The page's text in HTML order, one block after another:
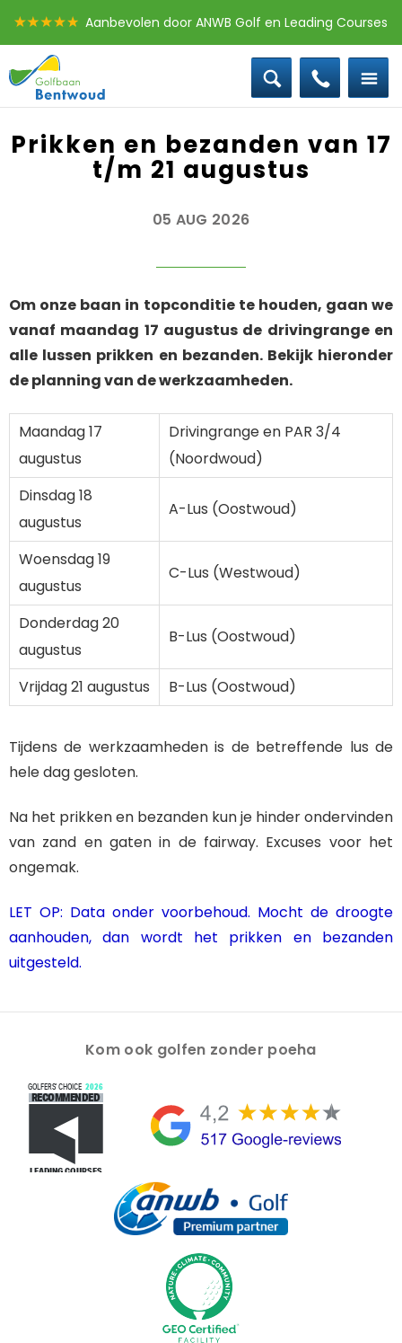
Aanbevolen door ANWB Golf en Leading Courses
0172 - 58 30 10 Offerte groepen
Baanstatus Boek een les
Prikken en bezanden van 17
t/m 21 augustus
05 AUG 2026
Om onze baan in topconditie te houden, gaan we
vanaf maandag 17 augustus de drivingrange en
alle lussen prikken en bezanden. Bekijk hieronder
de planning van de werkzaamheden.
Maandag 17
augustus
Drivingrange en PAR 3/4
(Noordwoud)
Dinsdag 18
augustus
A-Lus (Oostwoud)
Woensdag 19
augustus
C-Lus (Westwoud)
Donderdag 20
augustus
B-Lus (Oostwoud)
Vrijdag 21 augustus B-Lus (Oostwoud)
Tijdens de werkzaamheden is de betreffende lus de
hele dag gesloten.
Na het prikken en bezanden kun je hinder ondervinden
van zand en gaten in de fairway. Excuses voor het
ongemak.
LET OP: Data onder voorbehoud. Mocht de droogte
aanhouden, dan wordt het prikken en bezanden
uitgesteld.
Kom ook golfen zonder poeha